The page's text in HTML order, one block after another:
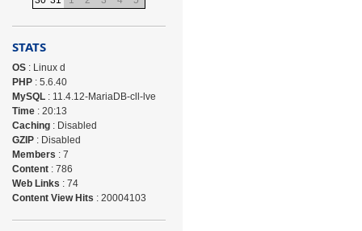
STATS
OS: Linux d
PHP: 5.6.40
MySQL: 11.4.12-MariaDB-cll-lve
Time: 20:13
Caching: Disabled
GZIP: Disabled
Members : 7
Content: 786
Web Links : 74
Content View Hits : 20004103